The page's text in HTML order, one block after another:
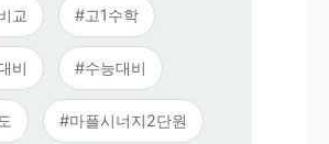
교 #고1수학
비 #수능대비
#마플시너지2단원